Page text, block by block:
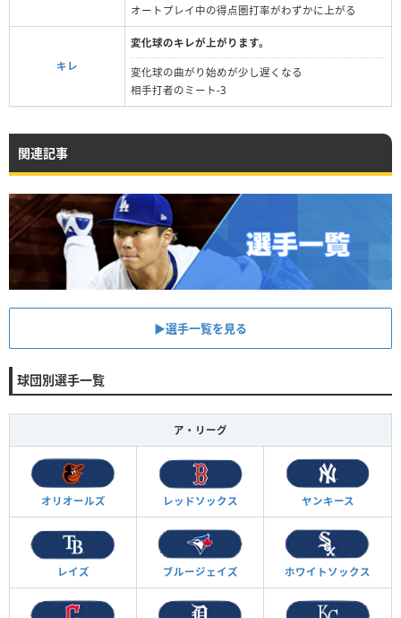
オートプレイ中の得点圏打率がわずかに上がる
キレ
変化球のキレが上がります。
変化球の曲がり始めが少し遅くなる
相手打者のミート-3
関連記事
▶︎選手一覧を見る
球団別選手一覧
ア・リーグ
オリオールズ レッドソックス ヤンキース
レイズ ブルージェイズ ホワイトソックス